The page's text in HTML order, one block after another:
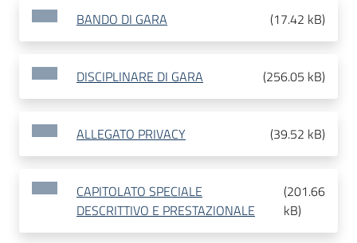
BANDO DI GARA (17.42 kB)
DISCIPLINARE DI GARA (256.05 kB)
ALLEGATO PRIVACY (39.52 kB)
CAPITOLATO SPECIALE
DESCRITTIVO E PRESTAZIONALE
(201.66
kB)